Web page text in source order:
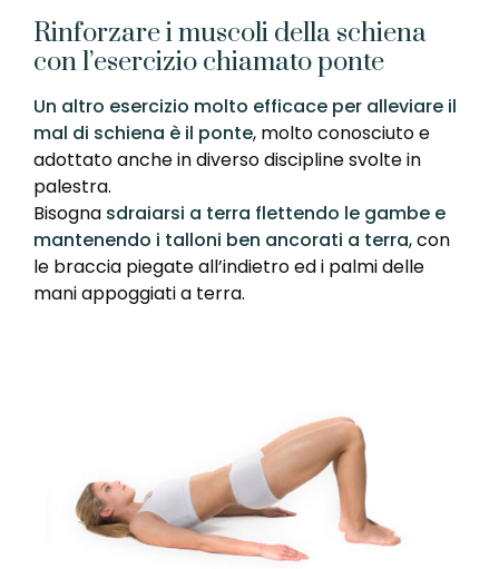
Rinforzare i muscoli della schiena
con l’esercizio chiamato ponte
Un altro esercizio molto efficace per alleviare il
mal di schiena è il ponte, molto conosciuto e
adottato anche in diverso discipline svolte in
palestra.
Bisogna sdraiarsi a terra flettendo le gambe e
mantenendo i talloni ben ancorati a terra, con
le braccia piegate all’indietro ed i palmi delle
mani appoggiati a terra.